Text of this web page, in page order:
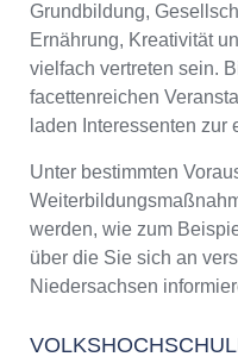
Grundbildung,
Ernährung, Kreativität
vielfach vertreten sein.
facettenreichen
laden Interessenten zur
Unter bestimmten
werden, wie zum
über die Sie sich an
Niedersachsen